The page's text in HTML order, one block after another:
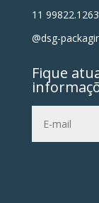
11 99822.1263
@dsg-
Fique